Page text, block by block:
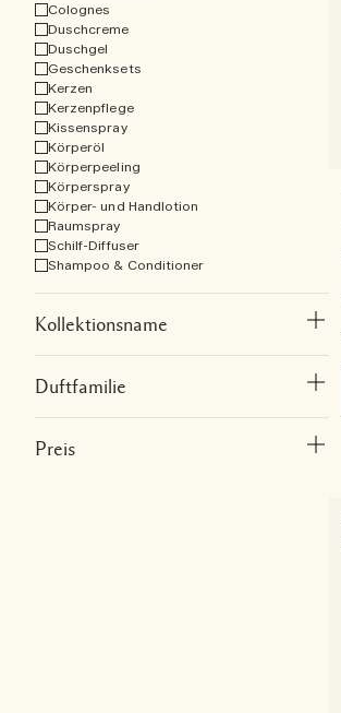
Colognes
Duschcreme
Duschgel
Geschenksets
Kerzen
Kerzenpflege
Kissenspray
Körperöl
Körperpeeling
Körperspray
Körper- und Handlotion
Raumspray
Schilf-Diffuser
Shampoo & Conditioner
Kollektionsname
Duftfamilie
Preis